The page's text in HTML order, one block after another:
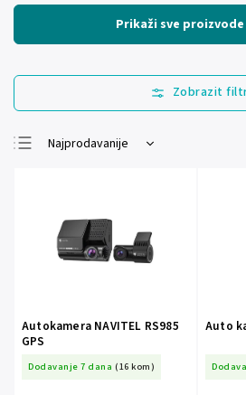
Prikaži sve
Najprodavanije
Abecedno
Autokamera NAVITEL RS985
GPS
Dodavanje 7 dana (16 kom)
Auto